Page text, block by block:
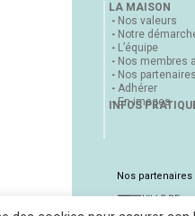
LA MAISON
Nos valeurs
Notre
L’équipe
Nos membres
Nos partenaires
Adhérer
En images
INFOS
Nos partenaires